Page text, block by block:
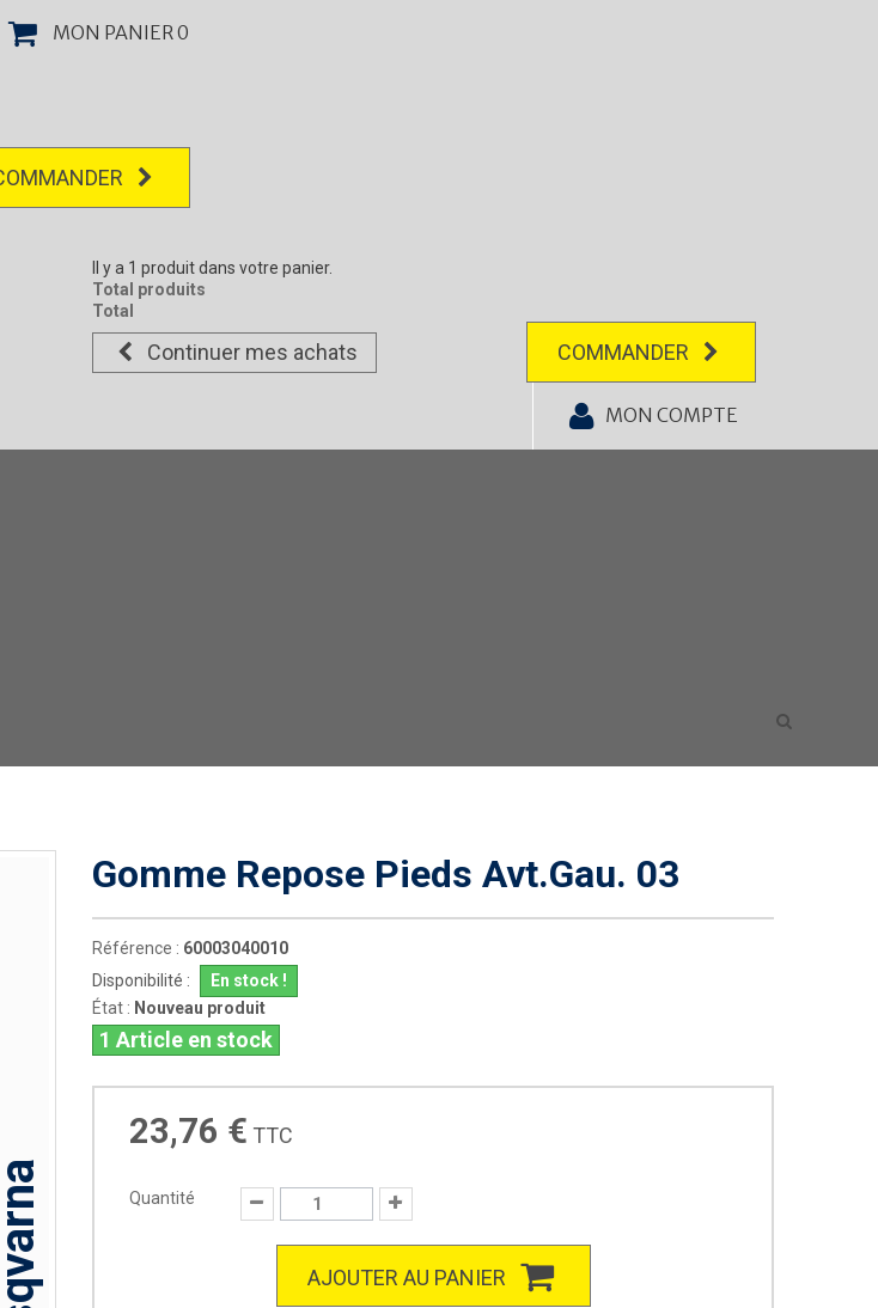
MON PANIER0
Il y a 1 produit dans votre panier.
Total produits
Total
Continuer mes achats COMMANDER
MON COMPTE
Gomme Repose Pieds Avt.Gau. 03
Référence : 60003040010
Disponibilité :
En stock !
État : Nouveau produit
1 Article en stock
23,76 € TTC
Quantité
AJOUTER AU PANIER